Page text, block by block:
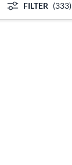
FILTER (333)